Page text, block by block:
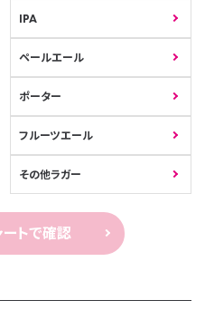
IPA
ペールエール
ポーター
フルーツエール
その他ラガー
トで確認